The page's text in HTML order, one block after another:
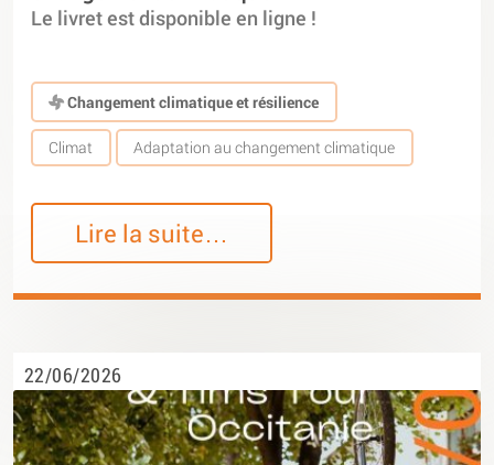
Le livret est disponible en ligne !
Changement climatique et résilience
Climat Adaptation au changement climatique
Lire la suite…
22/06/2026